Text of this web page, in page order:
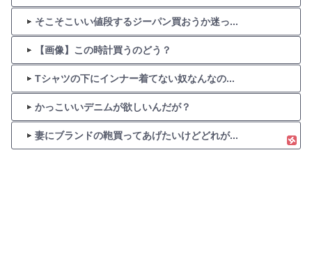
そこそこいい値段するジーパン買おうか迷っ...
【画像】この時計買うのどう？
Tシャツの下にインナー着てない奴なんなの...
かっこいいデニムが欲しいんだが？
妻にブランドの鞄買ってあげたいけどどれが...